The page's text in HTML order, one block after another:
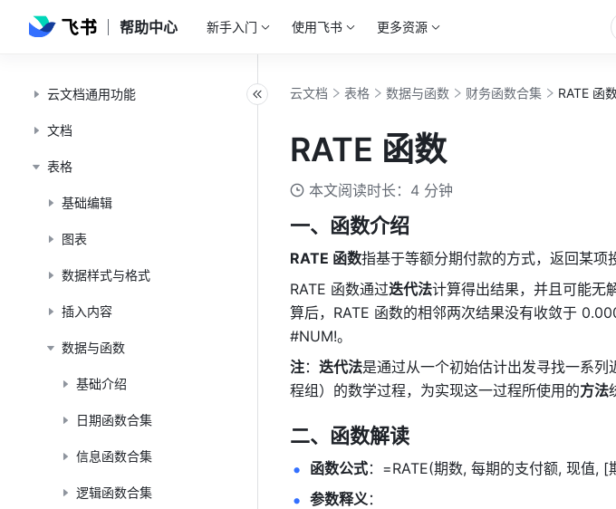
帮助中心 新手入门 使用飞书 更多资源
云文档通用功能
文档
表格
基础编辑
图表
数据样式与格式
插入内容
数据与函数
基础介绍
日期函数合集
信息函数合集
逻辑函数合集
云文档 表格 数据与函数 财务函数合集 RATE 函
RATE 函数
本文阅读时长：4 分钟
一、函数介绍
RATE 函数指基于等额分期付款的方式，返回某项
RATE 函数通过迭代法计算得出结果，并且可能无
算后，RATE 函数的相邻两次结果没有收敛于
#NUM!。
注： 迭代法是通过从一个初始估计出发寻找一系列
程组）的数学过程，为实现这一过程所使用的方法
二、函数解读
函数公式：=RATE(期数, 每期的支付额, 现值,
参数释义：